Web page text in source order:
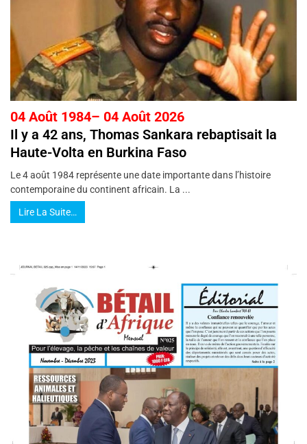
04 Août 1984– 04 Août 2026
Il y a 42 ans, Thomas Sankara rebaptisait la
Haute-Volta en Burkina Faso
Le 4 août 1984 représente une date importante dans l’histoire
contemporaine du continent africain. La ...
Lire La Suite…